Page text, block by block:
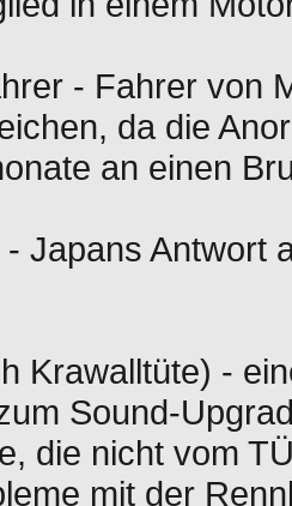
- Fahrer von
da die
an einen
Japans Antwort
Krawalltüte) -
Sound-
die nicht vom
mit der